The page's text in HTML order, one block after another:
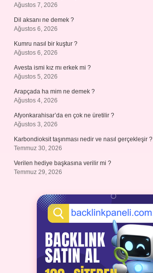
Ağustos 7, 2026
Dil aksanı ne demek ?
Ağustos 6, 2026
Kumru nasıl bir kuştur ?
Ağustos 6, 2026
Avesta ismi kız mı erkek mi ?
Ağustos 5, 2026
Arapçada ha mim ne demek ?
Ağustos 4, 2026
Afyonkarahisar’da en çok ne üretilir ?
Ağustos 3, 2026
Karbondioksit taşınması nedir ve nasıl gerçekleşir ?
Temmuz 30, 2026
Verilen hediye başkasına verilir mi ?
Temmuz 29, 2026